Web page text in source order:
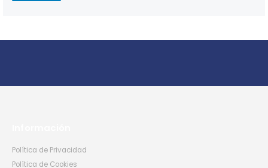
Política de Privacidad
Política de Cookies